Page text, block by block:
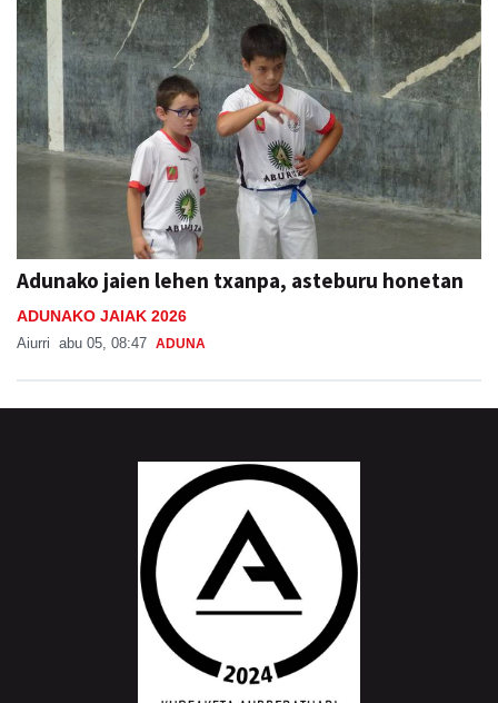
Adunako jaien lehen txanpa, asteburu honetan
ADUNAKO JAIAK 2026
Aiurri abu 05, 08:47 ADUNA